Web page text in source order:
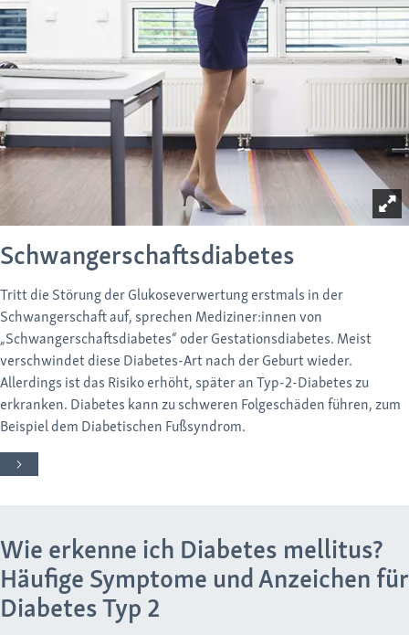
Schwangerschaftsdiabetes
Tritt die Störung der Glukoseverwertung erstmals in der
Schwangerschaft auf, sprechen Mediziner:innen von
„Schwangerschaftsdiabetes“ oder Gestationsdiabetes. Meist
verschwindet diese Diabetes-Art nach der Geburt wieder.
Allerdings ist das Risiko erhöht, später an Typ-2-Diabetes zu
erkranken. Diabetes kann zu schweren Folgeschäden führen, zum
Beispiel dem Diabetischen Fußsyndrom.
Wie erkenne ich Diabetes mellitus?
Häufige Symptome und Anzeichen für
Diabetes Typ 2